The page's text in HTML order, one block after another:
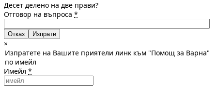
Десет делено на две прави?
Отговор на въпроса *
Отказ
×
Изпратете на Вашите приятели линк към "Помощ за Варна"
по имейл
Имейл *